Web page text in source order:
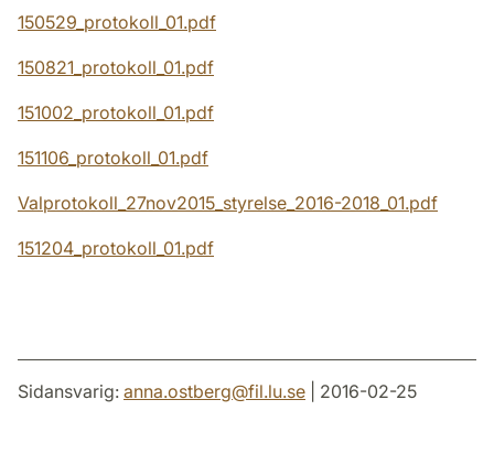
150529_protokoll_01.pdf
150821_protokoll_01.pdf
151002_protokoll_01.pdf
151106_protokoll_01.pdf
Valprotokoll_27nov2015_styrelse_2016-2018_01.pdf
151204_protokoll_01.pdf
Sidansvarig: anna.ostberg@fil.lu.se | 2016-02-25